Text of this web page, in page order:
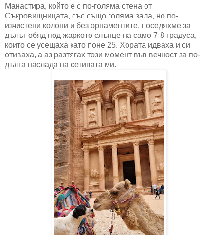
Манастира, който е с по-голяма стена от
Съкровищницата, със също голяма зала, но по-
изчистени колони и без орнаментите, поседяхме за
дълъг обяд под жаркото слънце на само 7-8 градуса,
които се усещаха като поне 25. Хората идваха и си
отиваха, а аз разтягах този момент във вечност за по-
дълга наслада на сетивата ми.